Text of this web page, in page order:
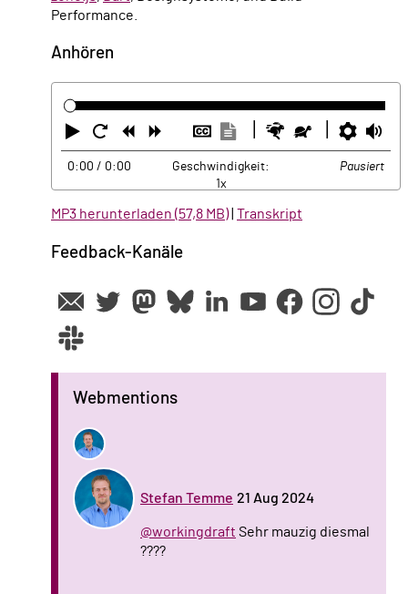
Performance.
Anhören
Abspielen
Neustart
ZurückVorwärtsUntertitel
ausblenden
Transkription
anzeigen
Schneller
Langsamer
0:00 / 0:00
Geschwindigkeit:
1x
Pausiert
MP3 herunterladen (57,8 MB)| Transkript
Feedback-Kanäle
Webmentions
Stefan Temme 21 Aug 2024
@workingdraft Sehr mauzig diesmal
????